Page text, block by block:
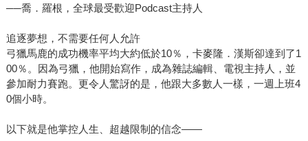
──喬．羅根，全球最受歡迎Podcast主持人
追逐夢想，不需要任何人允許
弓獵馬鹿的成功機率平均大約低於10％，卡麥隆．漢斯卻達到了1
00％。因為弓獵，他開始寫作，成為雜誌編輯、電視主持人，並
參加耐力賽跑。更令人驚訝的是，他跟大多數人一樣，一週上班4
0個小時。
以下就是他掌控人生、超越限制的信念――